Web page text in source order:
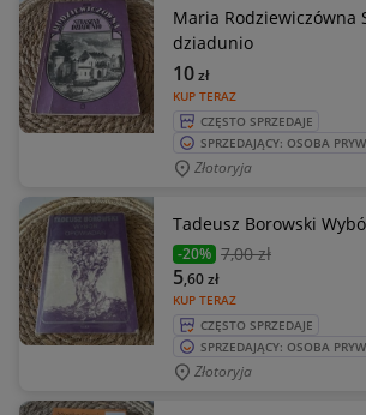
Maria Rodziewiczówna
dziadunio
KUP TERAZ
10zł
CZĘSTO SPRZEDAJE
SPRZEDAJĄCY: OSOBA
Złotoryja
Tadeusz Borowski
-20% 7,00 zł
KUP TERAZ
5,60zł
CZĘSTO SPRZEDAJE
SPRZEDAJĄCY: OSOBA
Złotoryja